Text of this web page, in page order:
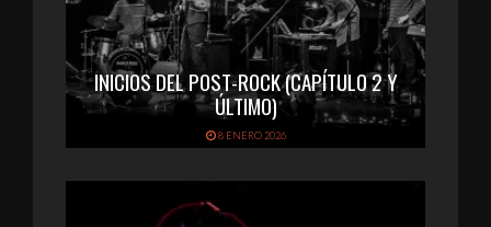
INICIOS DEL POST-ROCK (CAPÍTULO 2 Y
ÚLTIMO)
8 ENERO 2026